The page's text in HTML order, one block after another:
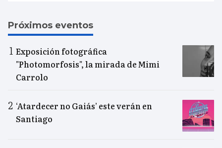
Próximos eventos
Exposición fotográfica
"Photomorfosis", la mirada de Mimi
Carrolo
‘Atardecer no Gaiás’ este verán en
Santiago